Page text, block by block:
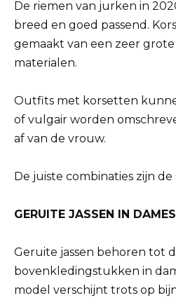
De riemen van jurken in
breed en goed passend.
gemaakt van een zeer
materialen.
Outfits met korsetten
of vulgair worden
af van de vrouw.
De juiste combinaties zijn
GERUITE JASSEN IN
Geruite jassen behoren tot
bovenkledingstukken in
model verschijnt trots op